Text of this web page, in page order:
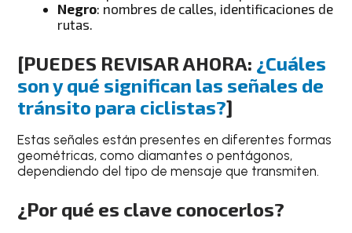
Negro: nombres de calles, identificaciones de
rutas.
[PUEDES REVISAR AHORA: ¿Cuáles
son y qué significan las señales de
tránsito para ciclistas?]
Estas señales están presentes en diferentes formas
geométricas, como diamantes o pentágonos,
dependiendo del tipo de mensaje que transmiten.
¿Por qué es clave conocerlos?